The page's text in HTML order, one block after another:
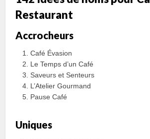
Restaurant
Accrocheurs
Café Évasion
Le Temps d’un Café
Saveurs et Senteurs
L’Atelier Gourmand
Pause Café
Uniques